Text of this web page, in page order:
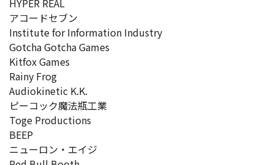
HYPER REAL
アコードセブン
Institute for Information Industry
Gotcha Gotcha Games
Kitfox Games
Rainy Frog
Audiokinetic K.K.
ピーコック魔法瓶工業
Toge Productions
BEEP
ニューロン・エイジ